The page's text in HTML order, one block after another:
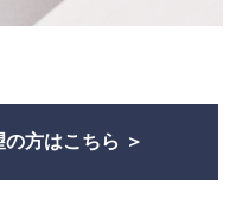
方はこちら